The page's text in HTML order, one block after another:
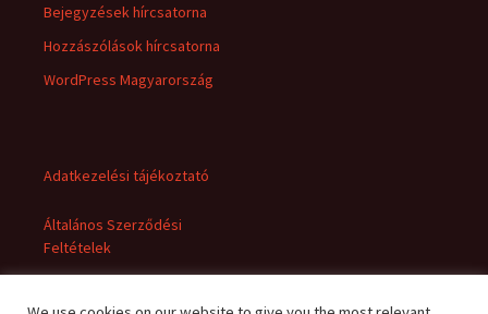
Bejegyzések hírcsatorna
Hozzászólások hírcsatorna
WordPress Magyarország
Adatkezelési tájékoztató
Általános Szerződési
Feltételek